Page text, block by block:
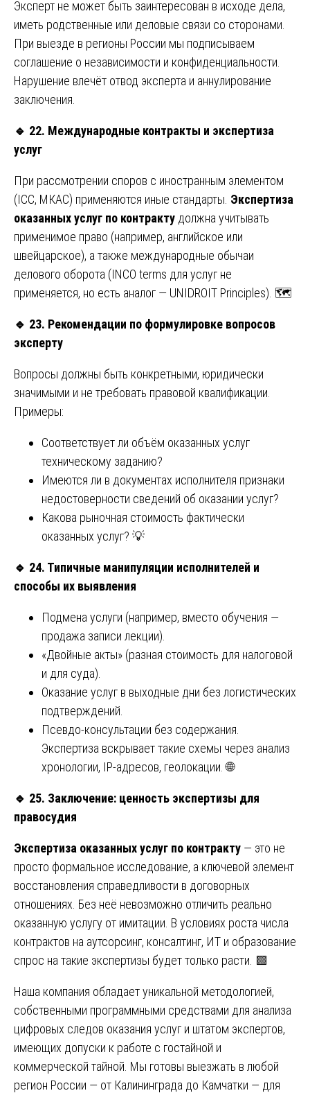
Эксперт не может быть заинтересован в исходе дела,
иметь родственные или деловые связи со сторонами.
При выезде в регионы России мы подписываем
соглашение о независимости и конфиденциальности.
Нарушение влечёт отвод эксперта и аннулирование
заключения.
🔹 22. Международные контракты и экспертиза
услуг
При рассмотрении споров с иностранным элементом
(ICC, МКАС) применяются иные стандарты. Экспертиза
оказанных услуг по контракту должна учитывать
применимое право (например, английское или
швейцарское), а также международные обычаи
делового оборота (INCO terms для услуг не
применяется, но есть аналог — UNIDROIT Principles). 🗺️
🔹 23. Рекомендации по формулировке вопросов
эксперту
Вопросы должны быть конкретными, юридически
значимыми и не требовать правовой квалификации.
Примеры:
Соответствует ли объём оказанных услуг
техническому заданию?
Имеются ли в документах исполнителя признаки
недостоверности сведений об оказании услуг?
Какова рыночная стоимость фактически
оказанных услуг? 💡
🔹 24. Типичные манипуляции исполнителей и
способы их выявления
Подмена услуги (например, вместо обучения —
продажа записи лекции).
«Двойные акты» (разная стоимость для налоговой
и для суда).
Оказание услуг в выходные дни без логистических
подтверждений.
Псевдо-консультации без содержания.
Экспертиза вскрывает такие схемы через анализ
хронологии, IP-адресов, геолокации. 🌐
🔹 25. Заключение: ценность экспертизы для
правосудия
Экспертиза оказанных услуг по контракту — это не
просто формальное исследование, а ключевой элемент
восстановления справедливости в договорных
отношениях. Без неё невозможно отличить реально
оказанную услугу от имитации. В условиях роста числа
контрактов на аутсорсинг, консалтинг, ИТ и образование
спрос на такие экспертизы будет только расти. 🟩
Наша компания обладает уникальной методологией,
собственными программными средствами для анализа
цифровых следов оказания услуг и штатом экспертов,
имеющих допуски к работе с гостайной и
коммерческой тайной. Мы готовы выезжать в любой
регион России — от Калининграда до Камчатки — для